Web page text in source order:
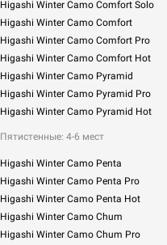
Higashi Winter Camo Comfort Solo
Higashi Winter Camo Comfort
Higashi Winter Camo Comfort Pro
Higashi Winter Camo Comfort Hot
Higashi Winter Camo Pyramid
Higashi Winter Camo Pyramid Pro
Higashi Winter Camo Pyramid Hot
Пятистенные: 4-6 мест
Higashi Winter Camo Penta
Higashi Winter Camo Penta Pro
Higashi Winter Camo Penta Hot
Higashi Winter Camo Chum
Higashi Winter Camo Chum Pro